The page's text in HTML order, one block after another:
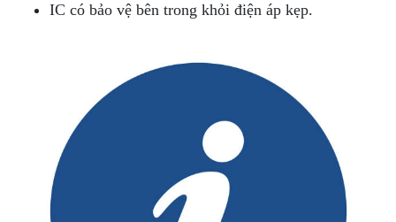
IC có bảo vệ bên trong khỏi điện áp kẹp.